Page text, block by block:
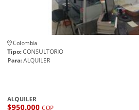
Colombia
Tipo:CONSULTORIO
Para:ALQUILER
ALQUILER
$950.000 COP